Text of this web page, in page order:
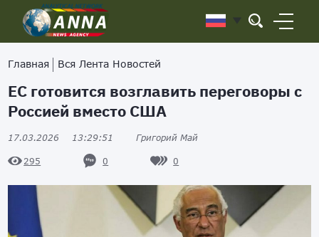
Главная Вся Лента Новостей
ЕС готовится возглавить переговоры с
Россией вместо США
17.03.2026 13:29:51 Григорий Май
295 0 0